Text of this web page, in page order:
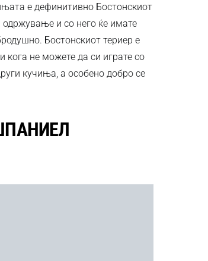
е дефинитивно Бостонскиот
одржување и со него ќе имате
Бостонскиот териер е
кога не можете да си играте со
кучиња, а особено добро се